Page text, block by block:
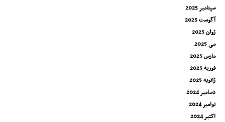
سپتامبر 2025
آگوست 2025
ژوئن 2025
می 2025
مارس 2025
فوریه 2025
ژانویه 2025
دسامبر 2024
نوامبر 2024
اکتبر 2024